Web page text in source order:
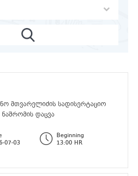
მთვარელიძის სადისერტაციო
ნაშრომის დაცვა
07-03
Beginning
13:00 HR